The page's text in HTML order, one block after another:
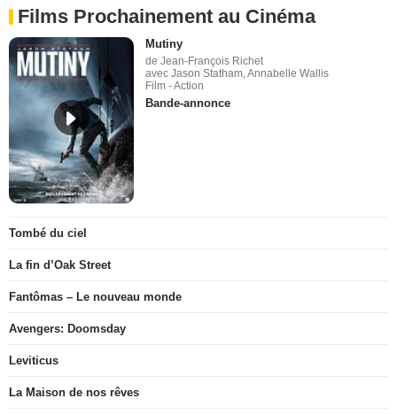
Films Prochainement au Cinéma
Mutiny
de Jean-François Richet
avec Jason Statham, Annabelle Wallis
Film - Action
Bande-annonce
Tombé du ciel
La fin d’Oak Street
Fantômas – Le nouveau monde
Avengers: Doomsday
Leviticus
La Maison de nos rêves